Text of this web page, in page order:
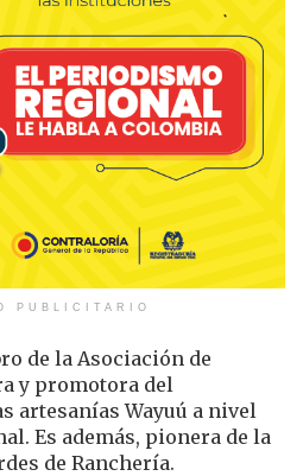
PUBLICITARIO
de la Asociación de
y promotora del
artesanías Wayuú a nivel
Es además, pionera de la
de Ranchería.